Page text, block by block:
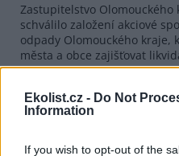
Ekolist.cz - Do Not
Information
If you wish to opt-out of the
Zastupitelstvo
schválilo založení akciové
odpady Olomouckého
města a obce zajišťovat
odpadu. Zatímco podle
pomůže samosprávám
tak podle kritiků z řad
rizikový.